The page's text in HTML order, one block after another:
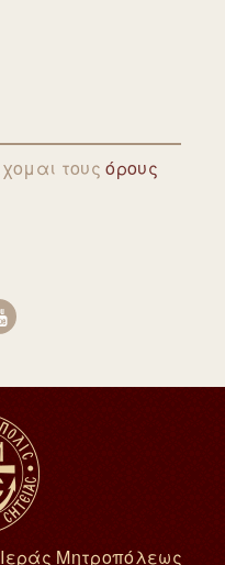
τουςόρους
Μητροπόλεως